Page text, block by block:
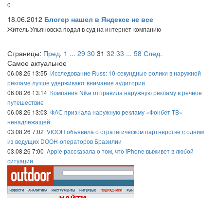
0
18.06.2012 Блогер нашел в Яндексе не все
Житель Ульяновска подал в суд на интернет-компанию
Страницы: Пред. 1 ... 29 30 31 32 33 ... 58 След.
Самое актуальное
06.08.26 13:55 Исследование Russ: 10-секундные ролики в наружной
рекламе лучше удерживают внимание аудитории
06.08.26 13:14 Компания Nike отправила наружную рекламу в речное
путешествие
06.08.26 13:03 ФАС признала наружную рекламу «Фонбет ТВ»
ненадлежащей
03.08.26 7:02 VIOOH объявила о стратегическом партнёрстве с одним
из ведущих DOOH-операторов Бразилии
03.08.26 7:00 Apple рассказала о том, что iPhone выживет в любой
ситуации